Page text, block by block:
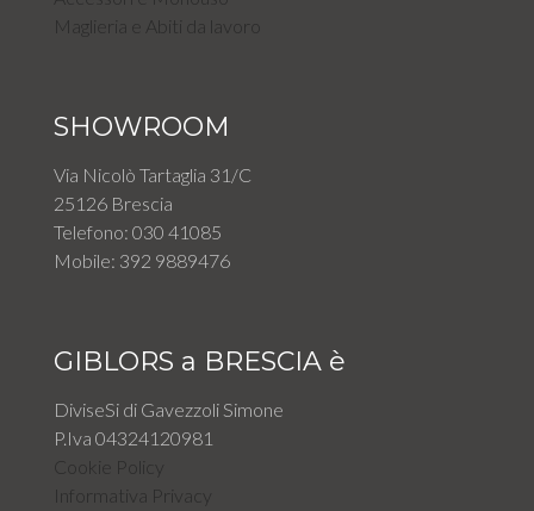
Maglieria e Abiti da lavoro
SHOWROOM
Via Nicolò Tartaglia 31/C
25126 Brescia
Telefono: 030 41085
Mobile: 392 9889476
GIBLORS a BRESCIA è
DiviseSi di Gavezzoli Simone
P.Iva 04324120981
Cookie Policy
Informativa Privacy